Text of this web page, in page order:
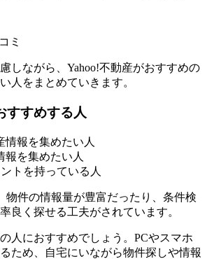
しながら、Yahoo!不動産がおすすめの
人をまとめていきます。
すすめする人
情報を集めたい人
報を集めたい人
トを持っている人
物件の情報量が豊富だったり、条件検
良く探せる工夫がされています。
人におすすめでしょう。PCやスマホ
ため、自宅にいながら物件探しや情報